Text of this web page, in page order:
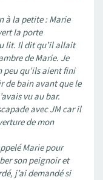
à la petite : Marie
la porte
lit. Il dit qu’il allait
de Marie. Je
peu qu’ils aient fini
de bain avant que le
vu au bar.
avec JM car il
de mon
Marie pour
son peignoir et
j’ai demandé si